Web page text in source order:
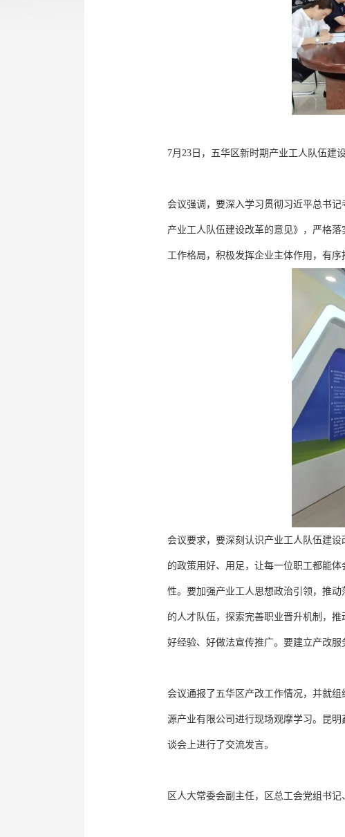
7月23日，五华区新时期产业工人队伍建
会议强调，要深入学习贯彻习近平总书
产业工人队伍建设改革的意见》，严格
工作格局，积极发挥企业主体作用，有
会议要求，要深刻认识产业工人队伍建
的政策用好、用足，让每一位职工都能
性。要加强产业工人思想政治引领，推
的人才队伍，探索完善职业晋升机制，
好经验、好做法宣传推广。要建立产改
会议通报了五华区产改工作情况，并就
源产业有限公司进行现场观摩学习。昆
谈会上进行了交流发言。
区人大常委会副主任，区总工会党组书